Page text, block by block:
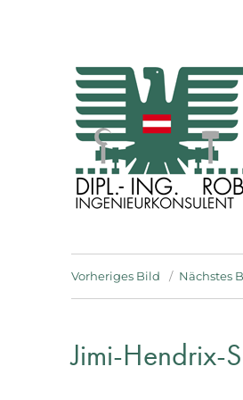
Dipl. Ing. Robert
Vorheriges Bild Nächstes
Jimi-Hendrix-